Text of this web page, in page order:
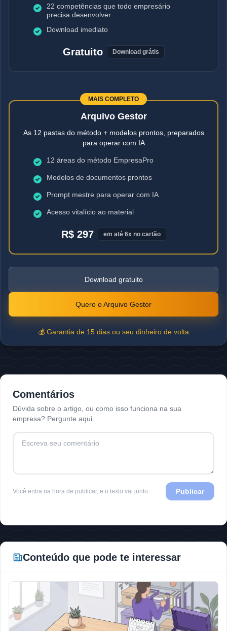
22 competências que todo empresário
precisa desenvolver
Download imediato
Gratuito Download grátis
MAIS COMPLETO
Arquivo Gestor
As 12 pastas do método + modelos prontos, preparados
para operar com IA
12 áreas do método EmpresaPro
Modelos de documentos prontos
Prompt mestre para operar com IA
Acesso vitalício ao material
R$ 297 em até 6x no cartão
Download gratuito
Quero o Arquivo Gestor
💰 Garantia de 15 dias ou seu dinheiro de volta
Comentários
Dúvida sobre o artigo, ou como isso funciona na sua
empresa? Pergunte aqui.
Você entra na hora de publicar, e o texto vai junto. Publicar
Conteúdo que pode te interessar